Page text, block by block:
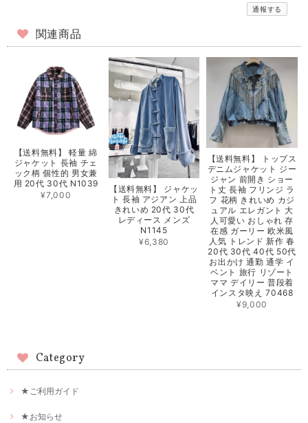
通報する
関連商品
【送料無料】 軽量 綿
ジャケット 長袖 チェ
ック柄 個性的 男女兼
用 20代 30代 N1039
¥7,000
【送料無料】 ジャケッ
ト 長袖 アジアン 上品
きれいめ 20代 30代
レディース メンズ
N1145
¥6,380
【送料無料】 トップス
デニムジャケット ジー
ジャン 前開き ショー
ト丈 長袖 フリンジ ラ
フ 花柄 きれいめ カジ
ュアル エレガント 大
人可愛い おしゃれ 存
在感 ガーリー 欧米風
人気 トレンド 新作 春
20代 30代 40代 50代
お出かけ 通勤 通学 イ
ベント 旅行 リゾート
ママ デイリー 普段着
インスタ映え 70468
¥9,000
Category
★ご利用ガイド
★お知らせ